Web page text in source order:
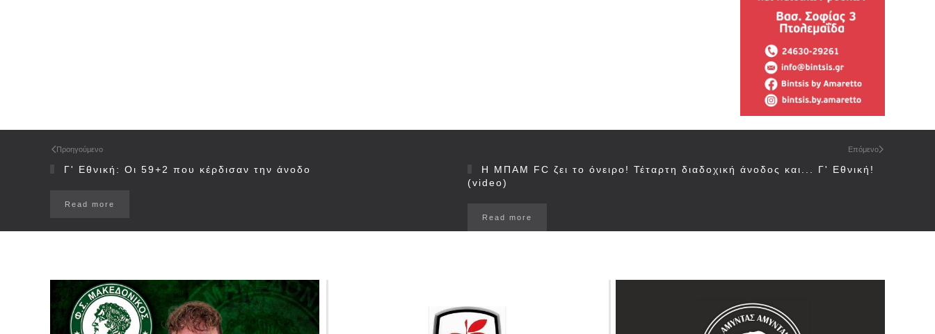
Προηγούμενο Επόμενο
Γ' Εθνική: Οι 59+2 που κέρδισαν την άνοδο
Read more
Η ΜΠΑΜ FC ζει το όνειρο! Τέταρτη διαδοχική άνοδος και... Γ' Εθνική!
(video)
Read more